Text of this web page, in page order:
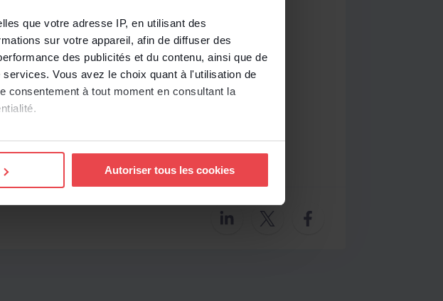
que votre adresse IP, en utilisant des
sur votre appareil, afin de diffuser des
des publicités et du contenu, ainsi que de
Vous avez le choix quant à l'utilisation de
consentement à tout moment en consultant la
caractéristiques spécifiques (empreintes
section «
Autoriser tous les cookies
mis à
de cette
pour